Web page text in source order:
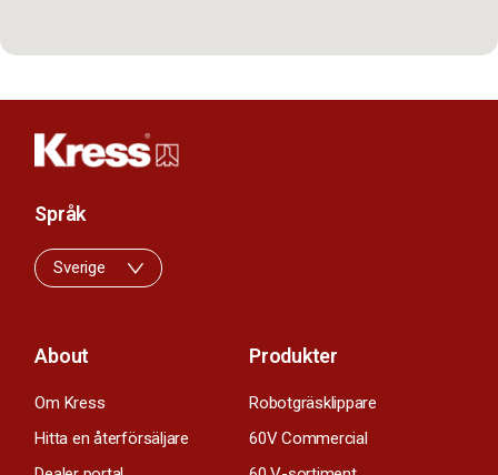
About
Om Kress
Hitta en återförsäljare
Produkter
Robotgräsklippare
60V Commercial
Språk
Sverige